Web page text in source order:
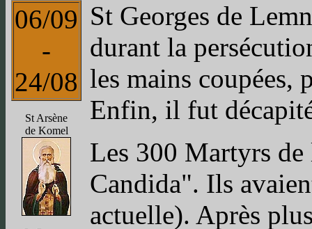
06/09
-
24/08
St Arsène
de Komel
St Georges de
durant la
les mains coupées,
Enfin, il fut
Les 300 Martyrs
Candida". Ils
actuelle). Après